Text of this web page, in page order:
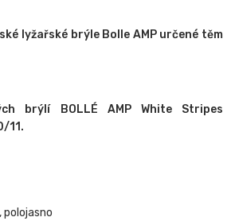
lyžařské brýle Bolle AMP určené těm
brýlí BOLLÉ AMP White Stripes
11.
polojasno